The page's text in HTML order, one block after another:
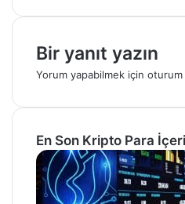
Bir yanıt yazın
Yorum yapabilmek için oturum
En Son Kripto Para